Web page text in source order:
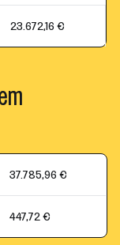
23.672,16 €
37.785,96 €
447,72 €